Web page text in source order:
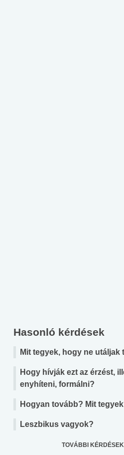
Hasonló kérdések
Mit tegyek, hogy ne utáljak
Hogy hívják ezt az érzést,
enyhíteni, formálni?
Hogyan tovább? Mit
Leszbikus vagyok?
TOVÁBBI